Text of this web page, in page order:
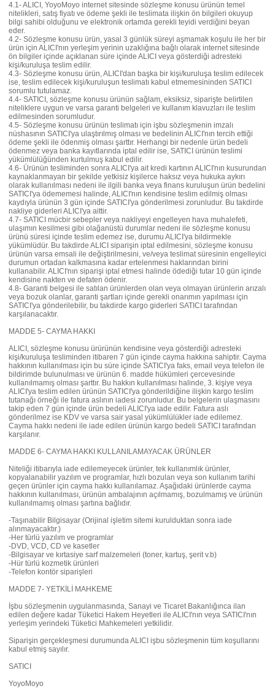
4.1- ALICI, YoyoMoyo internet sitesinde sözleşme konusu ürünün temel
nitelikleri, satış fiyatı ve ödeme şekli ile teslimata ilişkin ön bilgileri okuyup
bilgi sahibi olduğunu ve elektronik ortamda gerekli teyidi verdiğini beyan
eder.
4.2- Sözleşme konusu ürün, yasal 3 günlük süreyi aşmamak koşulu ile her bir
ürün için ALICI'nın yerleşim yerinin uzaklığına bağlı olarak internet sitesinde
ön bilgiler içinde açıklanan süre içinde ALICI veya gösterdiği adresteki
kişi/kuruluşa teslim edilir.
4.3- Sözleşme konusu ürün, ALICI'dan başka bir kişi/kuruluşa teslim edilecek
ise, teslim edilecek kişi/kuruluşun teslimatı kabul etmemesininden SATICI
sorumlu tutulamaz.
4.4- SATICI, sözleşme konusu ürünün sağlam, eksiksiz, siparişte belirtilen
niteliklere uygun ve varsa garanti belgeleri ve kullanım klavuzları ile teslim
edilmesinden sorumludur.
4.5- Sözleşme konusu ürünün teslimatı için işbu sözleşmenin imzalı
nüshasının SATICI'ya ulaştırılmış olması ve bedelinin ALICI'nın tercih ettiği
ödeme şekli ile ödenmiş olması şarttır. Herhangi bir nedenle ürün bedeli
ödenmez veya banka kayıtlarında iptal edilir ise, SATICI ürünün teslimi
yükümlülüğünden kurtulmuş kabul edilir.
4.6- Ürünün tesliminden sonra ALICI'ya ait kredi kartının ALICI'nın kusurundan
kaynaklanmayan bir şekilde yetkisiz kişilerce haksız veya hukuka aykırı
olarak kullanılması nedeni ile ilgili banka veya finans kuruluşun ürün bedelini
SATICI'ya ödememesi halinde, ALICI'nın kendisine teslim edilmiş olması
kaydıyla ürünün 3 gün içinde SATICI'ya gönderilmesi zorunludur. Bu takdirde
nakliye giderleri ALICI'ya aittir.
4.7- SATICI mücbir sebepler veya nakliyeyi engelleyen hava muhalefeti,
ulaşımın kesilmesi gibi olağanüstü durumlar nedeni ile sözleşme konusu
ürünü süresi içinde teslim edemez ise, durumu ALICI'ya bildirmekle
yükümlüdür. Bu takdirde ALICI siparişin iptal edilmesini, sözleşme konusu
ürünün varsa emsali ile değiştirilmesini, ve/veya teslimat süresinin engelleyici
durumun ortadan kalkmasına kadar ertelenmesi haklarından birini
kullanabilir. ALICI'nın siparişi iptal etmesi halinde ödediği tutar 10 gün içinde
kendisine nakten ve defaten ödenir.
4.8- Garanti belgesi ile satılan ürünlerden olan veya olmayan ürünlerin arızalı
veya bozuk olanlar, garanti şartları içinde gerekli onarımın yapılması için
SATICI'ya gönderilebilir, bu takdirde kargo giderleri SATICI tarafından
karşılanacaktır.
MADDE 5- CAYMA HAKKI
ALICI, sözleşme konusu ürürünün kendisine veya gösterdiği adresteki
kişi/kuruluşa tesliminden itibaren 7 gün içinde cayma hakkına sahiptir. Cayma
hakkının kullanılması için bu süre içinde SATICI'ya faks, email veya telefon ile
bildirimde bulunulması ve ürünün 6. madde hükümleri çercevesinde
kullanılmamış olması şarttır. Bu hakkın kullanılması halinde, 3. kişiye veya
ALICI'ya teslim edilen ürünün SATICI'ya gönderildiğine ilişkin kargo teslim
tutanağı örneği ile fatura aslının iadesi zorunludur. Bu belgelerin ulaşmasını
takip eden 7 gün içinde ürün bedeli ALICI'ya iade edilir. Fatura aslı
gönderilmez ise KDV ve varsa sair yasal yükümlülükler iade edilemez.
Cayma hakkı nedeni ile iade edilen ürünün kargo bedeli SATICI tarafından
karşılanır.
MADDE 6- CAYMA HAKKI KULLANILAMAYACAK ÜRÜNLER
Niteliği itibarıyla iade edilemeyecek ürünler, tek kullanımlık ürünler,
kopyalanabilir yazılım ve programlar, hızlı bozulan veya son kullanım tarihi
geçen ürünler için cayma hakkı kullanılamaz. Aşağıdaki ürünlerde cayma
hakkının kullanılması, ürünün ambalajının açılmamış, bozulmamış ve ürünün
kullanılmamış olması şartına bağlıdır.
-Taşınabilir Bilgisayar (Orijinal işletim sitemi kurulduktan sonra iade
alınmayacaktır.)
-Her türlü yazılım ve programlar
-DVD, VCD, CD ve kasetler
-Bilgisayar ve kırtasiye sarf malzemeleri (toner, kartuş, şerit v.b)
-Hür türlü kozmetik ürünleri
-Telefon kontör siparişleri
MADDE 7- YETKİLİ MAHKEME
İşbu sözleşmenin uygulanmasında, Sanayi ve Ticaret Bakanlığınca ilan
edilen değere kadar Tüketici Hakem Heyetleri ile ALICI'nın veya SATICI'nın
yerleşim yerindeki Tüketici Mahkemeleri yetkilidir.
Siparişin gerçekleşmesi durumunda ALICI işbu sözleşmenin tüm koşullarını
kabul etmiş sayılır.
SATICI
YoyoMoyo